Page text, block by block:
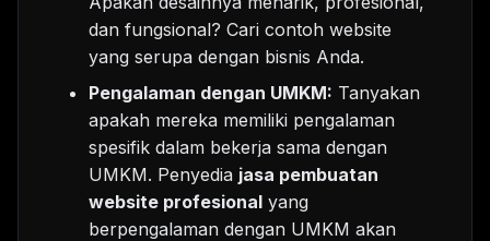
dan fungsional? Cari contoh website
yang serupa dengan bisnis Anda.
Pengalaman dengan UMKM: Tanyakan
apakah mereka memiliki pengalaman
spesifik dalam bekerja sama dengan
UMKM. Penyedia jasa pembuatan
website profesional yang
berpengalaman dengan UMKM akan